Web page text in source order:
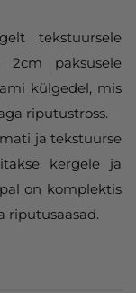
tekstuursele
2cm paksusele
külgedel, mis
riputustross.
ja tekstuurse
kergele ja
on komplektis
riputusaasad.